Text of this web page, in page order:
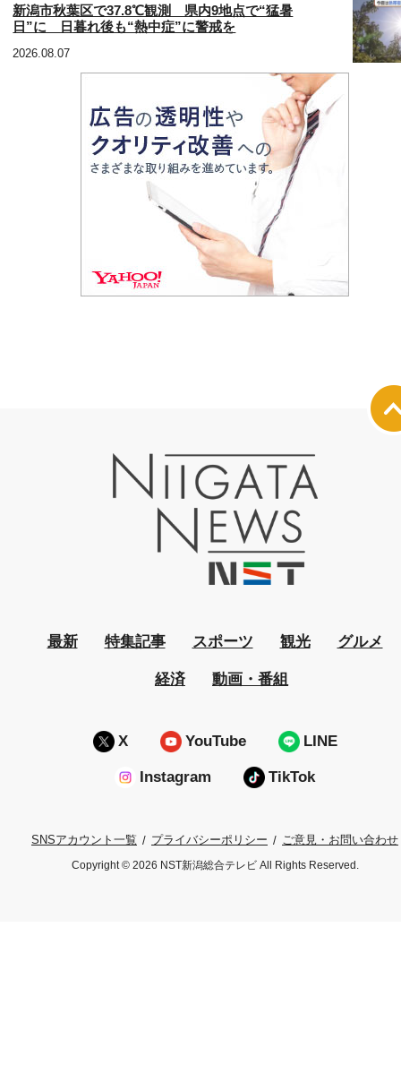
新潟市秋葉区で37.8℃観測 県内9地点で“猛暑
日”に 日暮れ後も“熱中症”に警戒を
2026.08.07
最新 特集記事 スポーツ 観光 グルメ
経済 動画・番組
X YouTube LINE
Instagram TikTok
SNSアカウント一覧 プライバシーポリシー ご意見・お問い合わせ
Copyright © 2026 NST新潟総合テレビ All Rights Reserved.